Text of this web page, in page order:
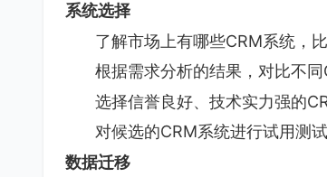
系统选择
了解市场上有哪些CRM系统，
根据需求分析的结果，对比不
选择信誉良好、技术实力强的
对候选的CRM系统进行试用测
数据迁移